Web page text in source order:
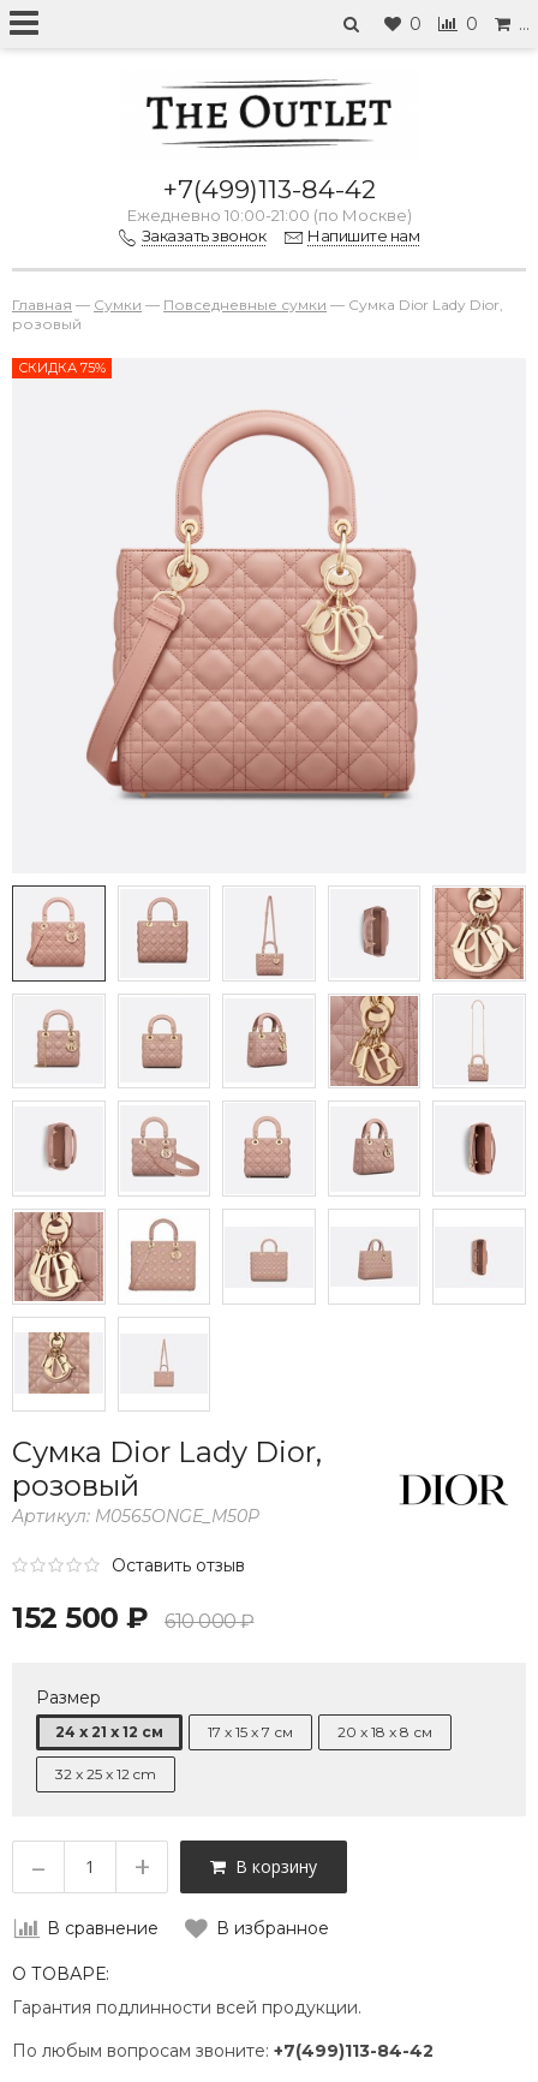
0 0 …
+7(499)113-84-42
Ежедневно 10:00-21:00 (по Москве)
Заказать звонок
Напишите нам
Главная — Сумки — Повседневные сумки — Сумка Dior Lady Dior,
розовый
СКИДКА 75%
Сумка Dior Lady Dior,
розовый
Артикул: M0565ONGE_M50P
Оставить отзыв
152 500 ₽ 610 000 ₽
Размер
24 x 21 x 12 см 17 x 15 x 7 см 20 x 18 x 8 см
32 x 25 x 12 cm
– + В корзину
В сравнение В избранное
О ТОВАРЕ:
Гарантия подлинности всей продукции.
По любым вопросам звоните: +7(499)113-84-42